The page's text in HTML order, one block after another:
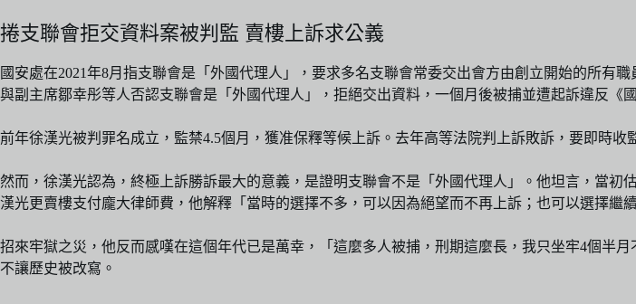
捲支聯會拒交資料案被判監 賣樓上訴求公義
國安處在2021年8月指支聯會是「外國代理人」，要求多名支聯會常委交出會方由創立開始的所有
與副主席鄒幸彤等人否認支聯會是「外國代理人」，拒絕交出資料，一個月後被捕並遭起訴違反《
前年徐漢光被判罪名成立，監禁4.5個月，獲准保釋等候上訴。去年高等法院判上訴敗訴，要即時
然而，徐漢光認為，終極上訴勝訴最大的意義，是證明支聯會不是「外國代理人」。他坦言，當
漢光更賣樓支付龐大律師費，他解釋「當時的選擇不多，可以因為絕望而不再上訴；也可以選擇繼
招來牢獄之災，他反而感嘆在這個年代已是萬幸，「這麼多人被捕，刑期這麼長，我只坐牢4個半
不讓歷史被改寫。